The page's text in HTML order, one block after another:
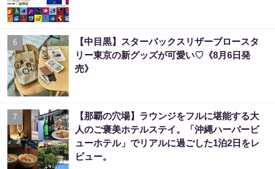
6
【中目黒】スターバックスリザーブロースタ
リー東京の新グッズが可愛い♡《8月6日発
売》
7
【那覇の穴場】ラウンジをフルに堪能する大
人のご褒美ホテルステイ。「沖縄ハーバービ
ューホテル」でリアルに過ごした1泊2日をレ
ビュー。